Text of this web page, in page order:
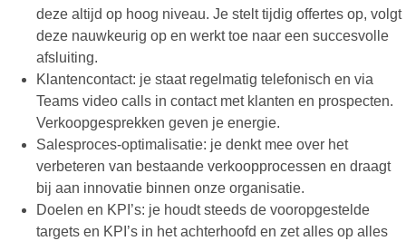
deze altijd op hoog niveau. Je stelt tijdig offertes op, volgt
deze nauwkeurig op en werkt toe naar een succesvolle
afsluiting.
Klantencontact: je staat regelmatig telefonisch en via
Teams video calls in contact met klanten en prospecten.
Verkoopgesprekken geven je energie.
Salesproces-optimalisatie: je denkt mee over het
verbeteren van bestaande verkoopprocessen en draagt
bij aan innovatie binnen onze organisatie.
Doelen en KPI’s: je houdt steeds de vooropgestelde
targets en KPI’s in het achterhoofd en zet alles op alles